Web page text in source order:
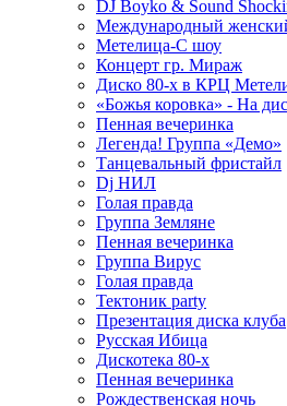
DJ Boyko & Sound
Международный
Метелица-С шоу
Концерт гр. Мираж
Диско 80-х в КРЦ
«Божья коровка» - На
Пенная вечеринка
Легенда! Группа «Демо»
Танцевальный фристайл
Dj НИЛ
Голая правда
Группа Земляне
Пенная вечеринка
Группа Вирус
Голая правда
Тектоник party
Презентация диска клуба
Русская Ибица
Дискотека 80-х
Пенная вечеринка
Рождественская ночь